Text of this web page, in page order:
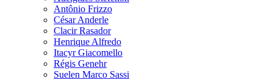
Antônio Frizzo
César Anderle
Clacir Rasador
Henrique Alfredo
Itacyr Giacomello
Régis Genehr
Suelen Marco Sassi